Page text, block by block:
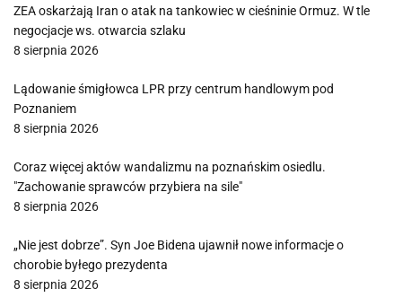
ZEA oskarżają Iran o atak na tankowiec w cieśninie Ormuz. W tle
negocjacje ws. otwarcia szlaku
8 sierpnia 2026
Lądowanie śmigłowca LPR przy centrum handlowym pod
Poznaniem
8 sierpnia 2026
Coraz więcej aktów wandalizmu na poznańskim osiedlu.
"Zachowanie sprawców przybiera na sile"
8 sierpnia 2026
„Nie jest dobrze”. Syn Joe Bidena ujawnił nowe informacje o
chorobie byłego prezydenta
8 sierpnia 2026